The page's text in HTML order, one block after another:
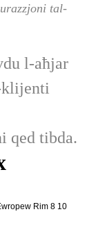
tal-
l-aħjar
qed tibda.